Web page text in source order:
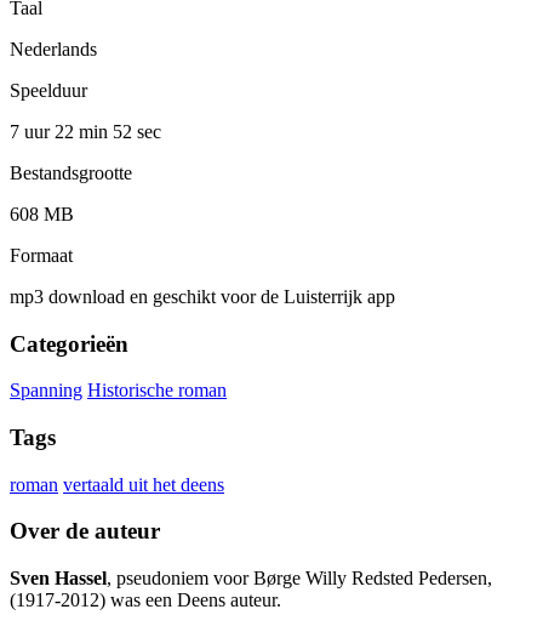
Taal
Nederlands
Speelduur
7 uur 22 min 52 sec
Bestandsgrootte
608 MB
Formaat
mp3 download en geschikt voor de Luisterrijk app
Categorieën
Spanning Historische roman
Tags
roman vertaald uit het deens
Over de auteur
Sven Hassel, pseudoniem voor Børge Willy Redsted Pedersen,
(1917-2012) was een Deens auteur.